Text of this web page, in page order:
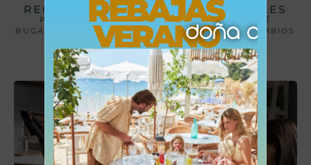
RECAMBIOS BUGABOO ORIGINALES
PARA REPARAR CARRITOS Y SILLAS DE BEBÉ
BUGABOO, UTILIZAMOS EXCLUSIVAMENTE RECAMBIOS
ORIGINALES.
REBAJAS
VERANO